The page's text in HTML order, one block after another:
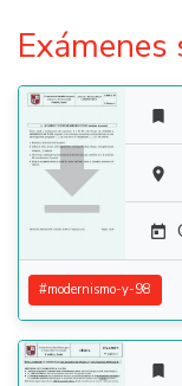




#modernismo-y-98
